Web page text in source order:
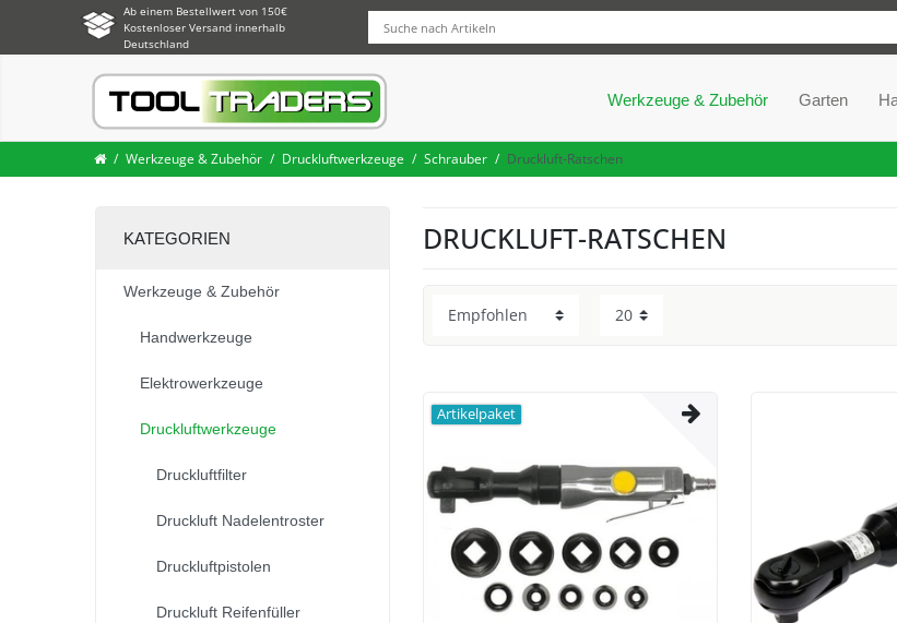
Ab einem Bestellwert von 150€
Kostenloser Versand innerhalb
Deutschland
Werkzeuge & Zubehör Garten
Werkzeuge & Zubehör Druckluftwerkzeuge Schrauber Druckluft-Ratschen
KATEGORIEN
Werkzeuge & Zubehör
Handwerkzeuge
Elektrowerkzeuge
Druckluftwerkzeuge
Druckluftfilter
Druckluft Nadelentroster
Druckluftpistolen
Druckluft Reifenfüller
DRUCKLUFT-RATSCHEN
Artikelpaket